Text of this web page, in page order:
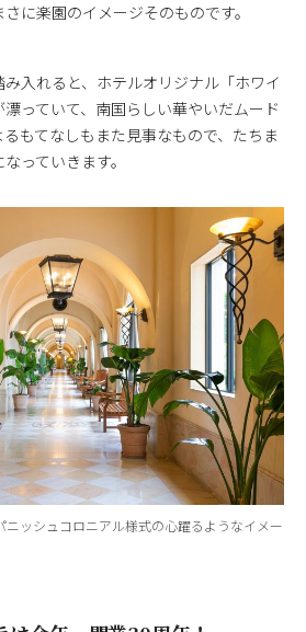
に楽園のイメージそのものです。
入れると、ホテルオリジナル「ホワイ
っていて、南国らしい華やいだムード
もてなしもまた見事なもので、たちま
っていきます。
ニッシュコロニアル様式の心躍るようなイメー